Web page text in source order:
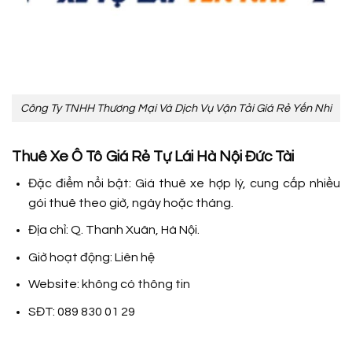
Công Ty TNHH Thương Mại Và Dịch Vụ Vận Tải Giá Rẻ Yến Nhi
Thuê Xe Ô Tô Giá Rẻ Tự Lái Hà Nội Đức Tài
Đặc điểm nổi bật: Giá thuê xe hợp lý, cung cấp nhiều
gói thuê theo giờ, ngày hoặc tháng.
Địa chỉ: Q. Thanh Xuân, Hà Nội.
Giờ hoạt động: Liên hệ
Website: không có thông tin
SĐT: 089 830 01 29